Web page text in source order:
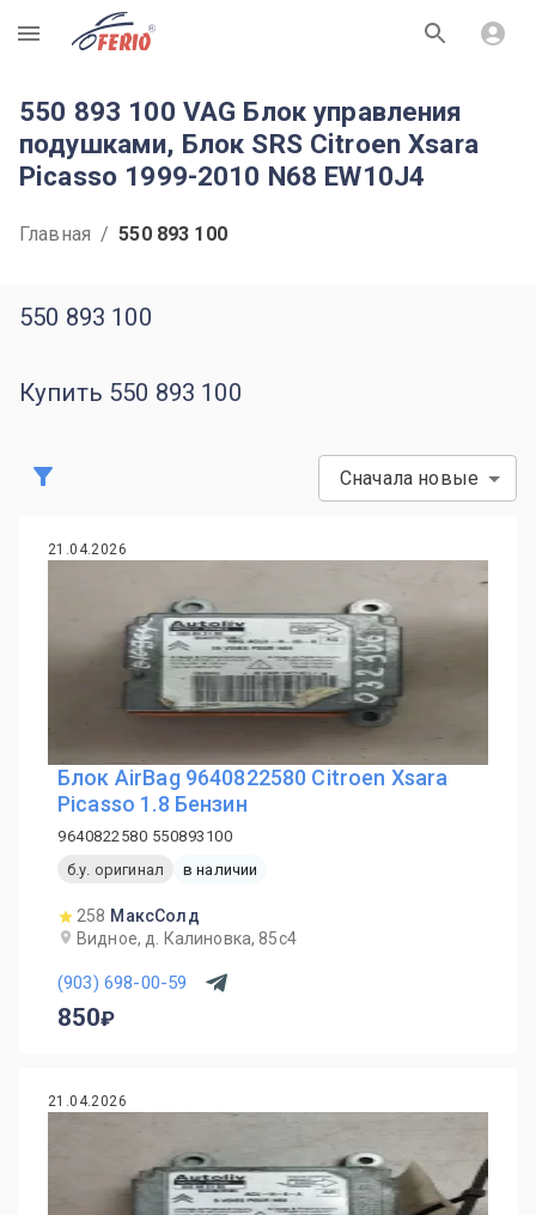
R
550 893 100 VAG Блок управления
подушками, Блок SRS Citroen Xsara
Picasso 1999-2010 N68 EW10J4
Главная / 550 893 100
550 893 100
Купить 550 893 100
Сначала новые
21.04.2026
Блок AirBag 9640822580 Citroen Xsara
Picasso 1.8 Бензин
9640822580 550893100
б.у. оригинал
в наличии
258 МаксСолд
Видное, д. Калиновка, 85с4
(903) 698-00-59
850
21.04.2026